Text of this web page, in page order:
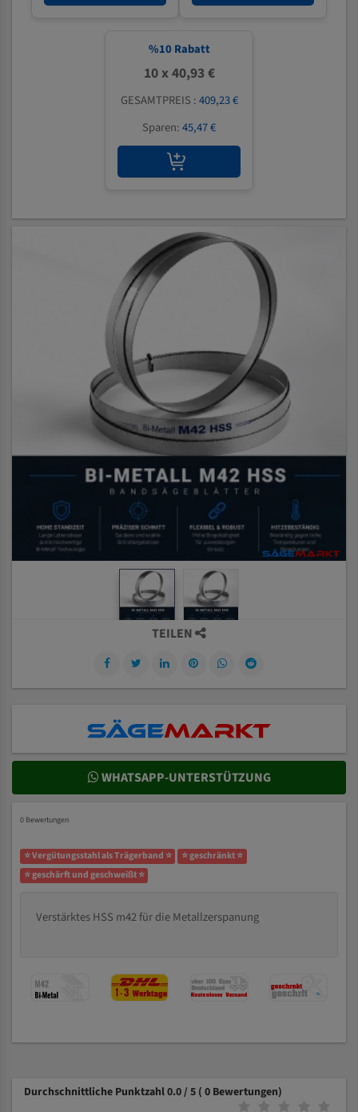
%10 Rabatt
10 x 40,93 €
GESAMTPREIS :409,23 €
Sparen:45,47 €
TEILEN
WHATSAPP-UNTERSTÜTZUNG
0 Bewertungen
⭐ Vergütungsstahl als Trägerband ⭐
⭐ geschränkt ⭐
⭐ geschärft und geschweißt ⭐
Verstärktes HSS m42 für die Metallzerspanung
Durchschnittliche Punktzahl 0.0 / 5 ( 0 Bewertungen)